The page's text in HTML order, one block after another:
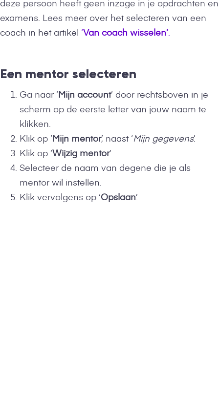
deze persoon heeft geen inzage in je opdrachten en
examens. Lees meer over het selecteren van een
coach in het artikel ‘Van coach wisselen’.
Een mentor selecteren
Ga naar ‘Mijn account’ door rechtsboven in je
scherm op de eerste letter van jouw naam te
klikken.
Klik op ‘Mijn mentor’, naast ‘Mijn gegevens’.
Klik op ‘Wijzig mentor’.
Selecteer de naam van degene die je als
mentor wil instellen.
Klik vervolgens op ‘Opslaan’.